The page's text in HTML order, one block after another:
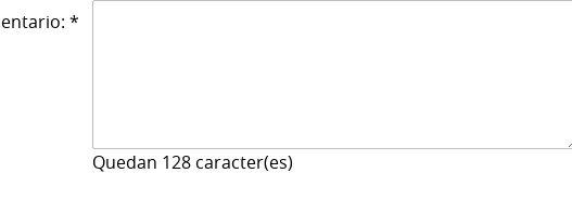
*
Quedan 128 caracter(es)